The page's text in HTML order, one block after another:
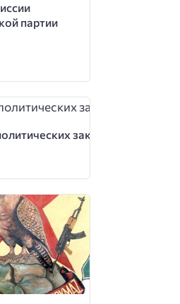
партии
заключенных